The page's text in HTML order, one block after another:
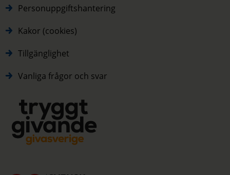
Personuppgiftshantering
Kakor (cookies)
Tillgänglighet
Vanliga frågor och svar